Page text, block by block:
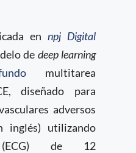
en npj Digital
de deep learning
multitarea
diseñado para
adversos
inglés) utilizando
(ECG) de 12